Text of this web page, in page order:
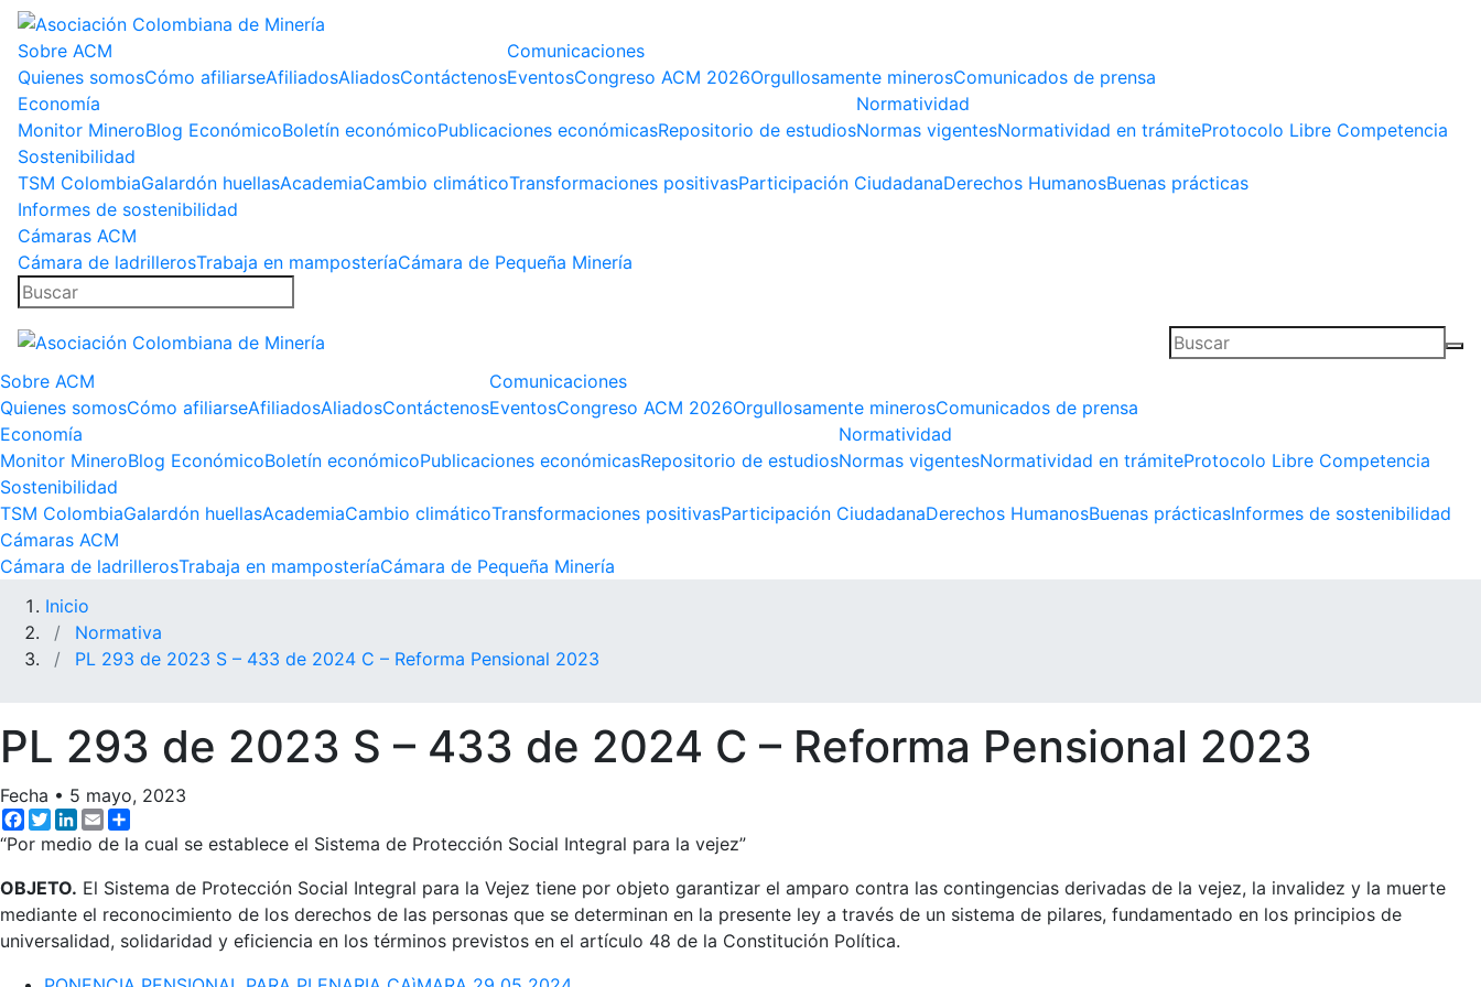
Sobre ACM
Quienes somosCómo afiliarseAfiliadosAliadosContáctenos
Comunicaciones
EventosCongreso ACM 2026Orgullosamente minerosComunicados de prensa
Economía
Monitor MineroBlog EconómicoBoletín económicoPublicaciones económicasRepositorio de estudios
Normatividad
Normas vigentesNormatividad en trámiteProtocolo Libre Competencia
Sostenibilidad
TSM ColombiaGalardón huellasAcademiaCambio climáticoTransformaciones positivasParticipación CiudadanaDerechos HumanosBuenas prácticas
Informes de sostenibilidad
Cámaras ACM
Cámara de ladrillerosTrabaja en mamposteríaCámara de Pequeña Minería
Sobre ACM
Quienes somosCómo afiliarseAfiliadosAliadosContáctenos
Comunicaciones
EventosCongreso ACM 2026Orgullosamente minerosComunicados de prensa
Economía
Monitor MineroBlog EconómicoBoletín económicoPublicaciones económicasRepositorio de estudios
Normatividad
Normas vigentesNormatividad en trámiteProtocolo Libre Competencia
Sostenibilidad
TSM ColombiaGalardón huellasAcademiaCambio climáticoTransformaciones positivasParticipación CiudadanaDerechos HumanosBuenas prácticasInformes de sostenibilidad
Cámaras ACM
Cámara de ladrillerosTrabaja en mamposteríaCámara de Pequeña Minería
Inicio
Normativa
PL 293 de 2023 S – 433 de 2024 C – Reforma Pensional 2023
PL 293 de 2023 S – 433 de 2024 C – Reforma Pensional 2023
Fecha • 5 mayo, 2023
Facebook
TwitterLinkedIn
Email
“Por medio de la cual se establece el Sistema de Protección Social Integral para la vejez”
OBJETO. El Sistema de Protección Social Integral para la Vejez tiene por objeto garantizar el amparo contra las contingencias derivadas de la vejez, la invalidez y la muerte
mediante el reconocimiento de los derechos de las personas que se determinan en la presente ley a través de un sistema de pilares, fundamentado en los principios de
universalidad, solidaridad y eficiencia en los términos previstos en el artículo 48 de la Constitución Política.